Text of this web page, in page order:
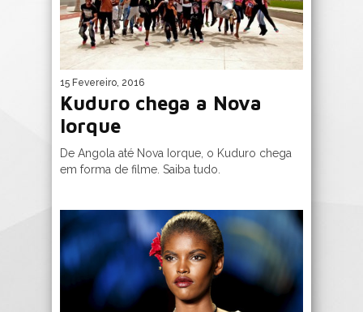
15 Fevereiro, 2016
Kuduro chega a Nova
Iorque
De Angola até Nova Iorque, o Kuduro chega
em forma de filme. Saiba tudo.